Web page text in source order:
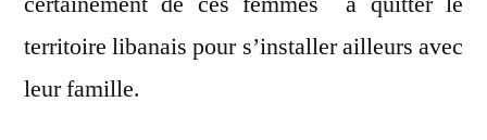
territoire libanais pour s’installer ailleurs avec
leur famille.